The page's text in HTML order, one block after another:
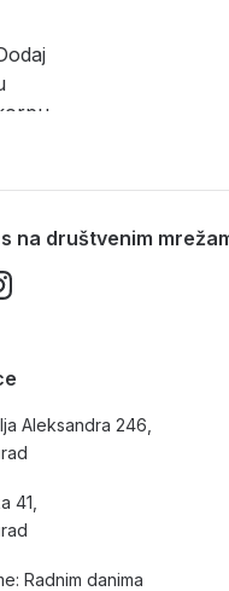
na društvenim
Aleksandra 246,
41,
Radnim danima